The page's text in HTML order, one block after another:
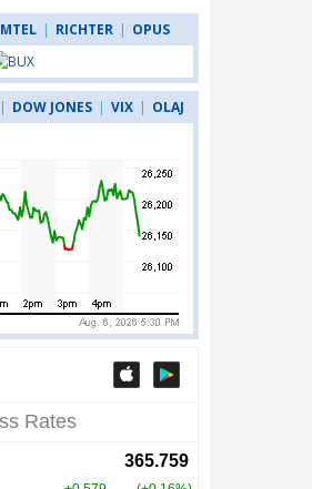
MTEL | RICHTER | OPUS
| DOW JONES | VIX | OLAJ